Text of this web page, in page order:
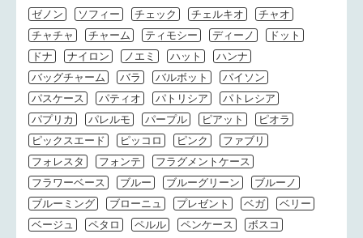
ゼノン
ソフィー チェック チェルキオ
チャオ
チャチャ
チャーム ティモシー ディーノ
ドット
ドナ
ナイロン ノエミ ハット
ハンナ
バッグチャーム
バラ バルボット
パイソン
パスケース
パティオ パトリシア
パトレシア
パプリカ
パレルモ パープル ピアット
ピオラ
ピックスエード
ピッコロ ピンク
ファブリ
フォレスタ
フォンテ
フラグメントケース
フラワーベース
ブルー ブルーグリーン
ブルーノ
ブルーミング
ブローニュ プレゼント ベガ
ベリー
ベージュ
ペタロ ペルル ペンケース
ボスコ